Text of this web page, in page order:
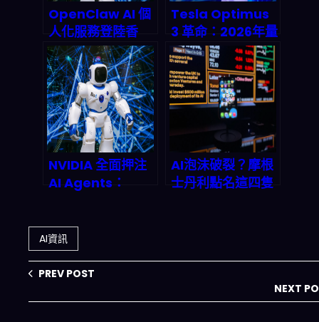
OpenClaw AI 個
人化服務登陸香
港：2026 年全民
AI 培訓浪潮下的關
鍵試金石
Tesla Optimus
3 革命：2026年量
產時間表曝光，如
何搶占人形機器人
兆億級商機？
NVIDIA 全面押注
AI Agents：
AI泡沫破裂？摩根
士丹利點名這四隻
AI資訊
PREV POST
NEXT